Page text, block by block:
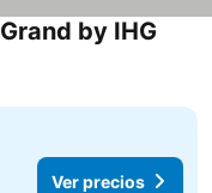
by IHG
Ver precios